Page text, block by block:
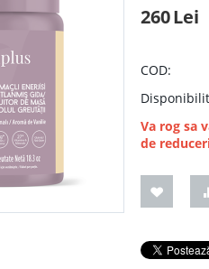
260Lei
COD:
Va rog sa
de